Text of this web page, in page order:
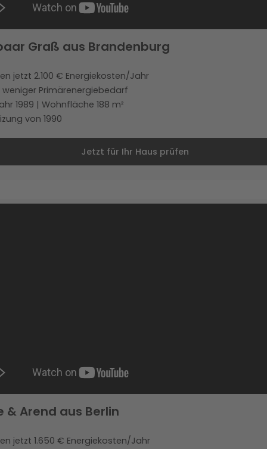
Graß aus Brandenburg
jetzt 2.100 € Energiekosten/Jahr
weniger Primärenergiebedarf
1989 | Wohnfläche 188 m²
von 1990
Jetzt für Ihr Haus prüfen
& Arend aus Berlin
jetzt 1.650 € Energiekosten/Jahr